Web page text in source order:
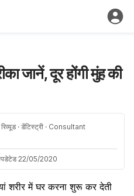
जानें, दूर होंगी मुंह की
· डेंटिस्ट्री · Consultant
22/05/2020
शरीर में घर करना शुरू कर देती